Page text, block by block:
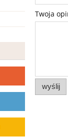
Twoja
wyślij